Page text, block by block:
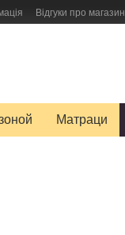
Відгуки про магазин
Матраци